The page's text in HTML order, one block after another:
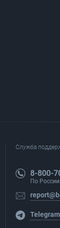
Служба
8-800-
По
Telegram